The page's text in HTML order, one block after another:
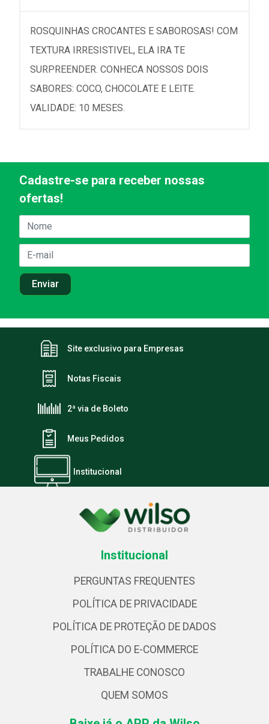
ROSQUINHAS CROCANTES E SABOROSAS! COM
TEXTURA IRRESISTIVEL, ELA IRA TE
SURPREENDER. CONHECA NOSSOS DOIS
SABORES: COCO, CHOCOLATE E LEITE.
VALIDADE: 10 MESES.
Cadastre-se para receber nossas
ofertas!
Site exclusivo para Empresas
Notas Fiscais
2ª via de Boleto
Meus Pedidos
Institucional
Institucional
PERGUNTAS FREQUENTES
POLÍTICA DE PRIVACIDADE
POLÍTICA DE PROTEÇÃO DE DADOS
POLÍTICA DO E-COMMERCE
TRABALHE CONOSCO
QUEM SOMOS